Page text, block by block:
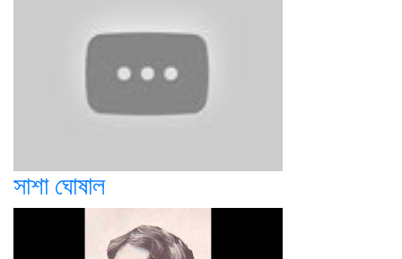
সাশা ঘোষাল